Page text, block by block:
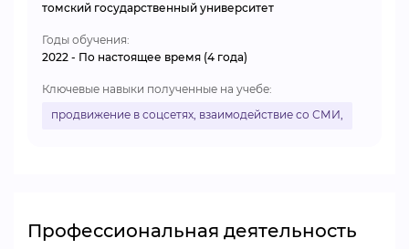
томский государственный университет
Годы обучения:
2022 - По настоящее время (4 года)
Ключевые навыки полученные на учебе:
продвижение в соцсетях, взаимодействие со СМИ,
Профессиональная деятельность